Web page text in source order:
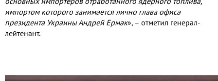
импортом которого занимается лично глава офиса
президента Украины Андрей Ермак», – отметил генерал-
лейтенант.